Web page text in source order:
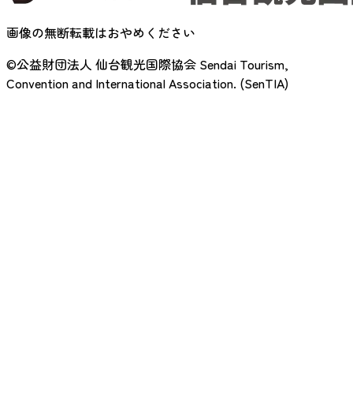
画像の無断転載はおやめください
©公益財団法人 仙台観光国際協会 Sendai Tourism,
Convention and International Association. (SenTIA)